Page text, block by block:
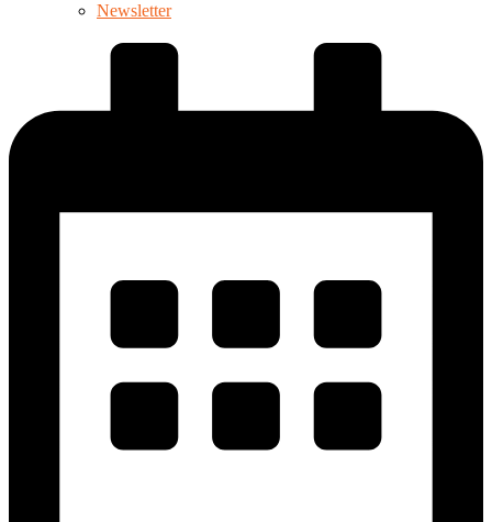
Newsletter